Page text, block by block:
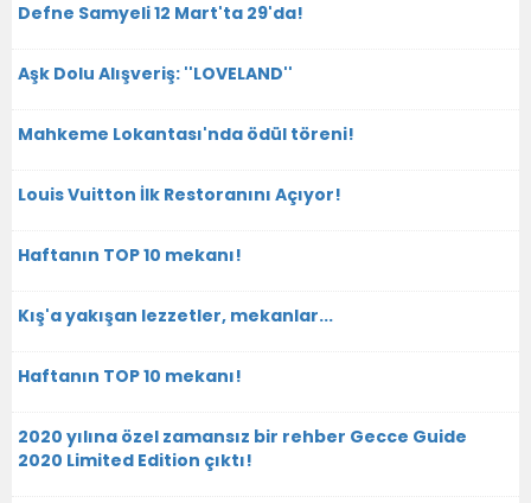
Defne Samyeli 12 Mart'ta 29'da!
Aşk Dolu Alışveriş: ''LOVELAND''
Mahkeme Lokantası'nda ödül töreni!
Louis Vuitton İlk Restoranını Açıyor!
Haftanın TOP 10 mekanı!
Kış'a yakışan lezzetler, mekanlar...
Haftanın TOP 10 mekanı!
2020 yılına özel zamansız bir rehber Gecce Guide
2020 Limited Edition çıktı!